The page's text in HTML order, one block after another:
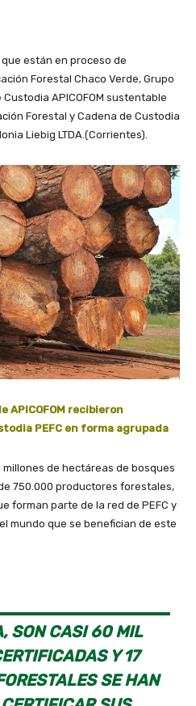
están en proceso de
Forestal Chaco Verde, Grupo
APICOFOM sustentable
Forestal y Cadena de Custodia
Liebig LTDA.(Corrientes).
APICOFOM recibieron
PEFC en forma agrupada
de hectáreas de bosques
750.000 productores forestales,
forman parte de la red de PEFC y
mundo que se benefician de este
SON CASI 60 MIL
Y 17
SE HAN